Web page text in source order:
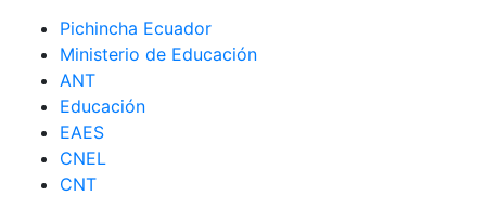
Pichincha Ecuador
Ministerio de Educación
ANT
Educación
EAES
CNEL
CNT